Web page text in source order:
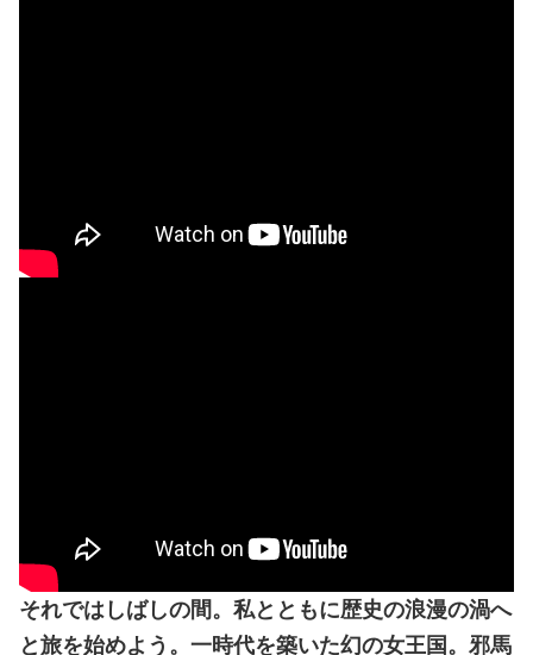
それではしばしの間。私とともに歴史の浪漫の渦へ
と旅を始めよう。一時代を築いた幻の女王国。邪馬